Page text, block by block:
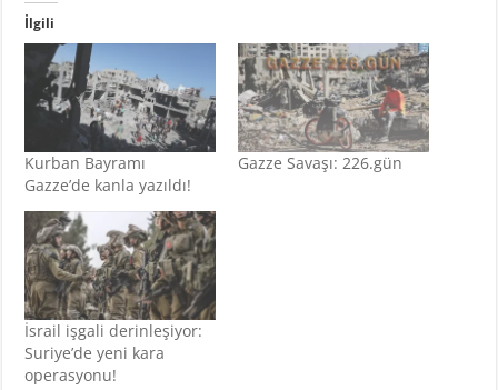
İlgili
Kurban Bayramı
Gazze’de kanla yazıldı!
Gazze Savaşı: 226.gün
İsrail işgali derinleşiyor:
Suriye’de yeni kara
operasyonu!